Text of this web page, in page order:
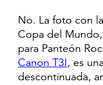
No. La foto con
Copa del
para Panteón
Canon T3I, es
descontinuada,